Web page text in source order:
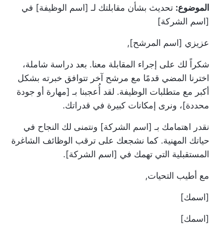
الموضوع: تحديث بشأن مقابلتك لـ [اسم الوظيفة] في
[اسم الشركة]
عزيزي [اسم المرشح],
شكراً لك على إجراء المقابلة معنا. بعد دراسة شاملة،
اخترنا المضي قدمًا مع مرشح آخر تتوافق خبرته بشكل
أكبر مع متطلبات الوظيفة. لقد أُعجبنا بـ [مهارة أو جودة
محددة]، ونرى إمكانات كبيرة في قدراتك.
نقدر اهتمامك بـ [اسم الشركة] ونتمنى لك النجاح في
حياتك المهنية. كما نشجعك على ترقب الوظائف الشاغرة
المستقبلية التي تهمك في [اسم الشركة].
مع أطيب التحيات,
[اسمك]
[اسمك]